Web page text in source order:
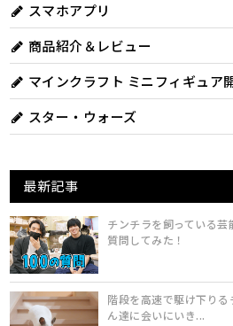
スマホアプリ
商品紹介＆レビュー
マインクラフト ミニフィギュア
スター・ウォーズ
最新記事
チンチラを飼っている
質問してみた！
階段を高速で駆け下り
ん達に会いにいき...